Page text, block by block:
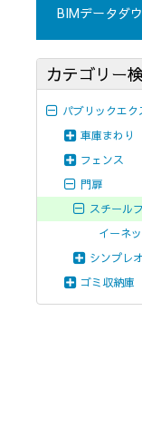
BIMデータダ
カテゴリー
パブリックエク
車庫まわり
フェンス
門扉
スチール
イーネ
シンプレ
ゴミ収納庫